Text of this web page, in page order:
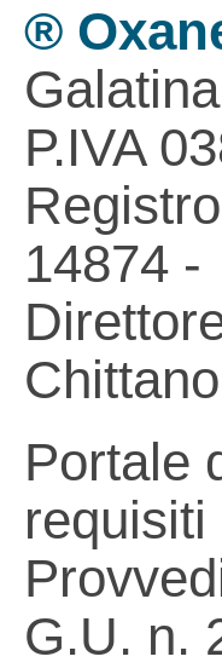
®
P.IVA
14874 -
Chittano
Portale
G.U. n.